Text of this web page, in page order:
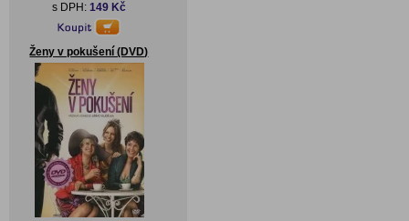
s DPH: 149 Kč
Ženy v pokušení (DVD)